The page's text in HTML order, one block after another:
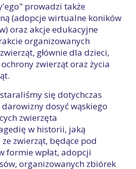
prowadzi także
(adopcje wirtualne koników
oraz akcje edukacyjne
organizowanych
głównie dla dzieci,
zwierząt oraz życia
się dotychczas
dosyć wąskiego
zwierzęta
w historii, jaką
zwierząt, będące pod
formie wpłat, adopcji
organizowanych zbiórek